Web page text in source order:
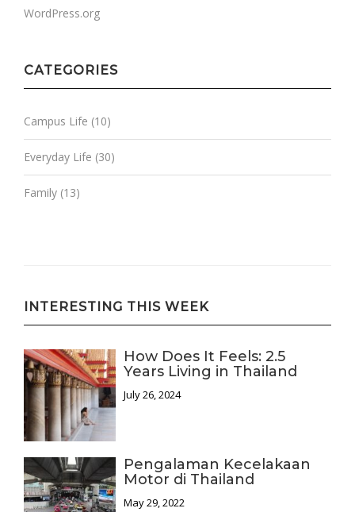
WordPress.org
CATEGORIES
Campus Life (10)
Everyday Life (30)
Family (13)
INTERESTING THIS WEEK
How Does It Feels: 2.5
Years Living in Thailand
July 26, 2024
Pengalaman Kecelakaan
Motor di Thailand
May 29, 2022